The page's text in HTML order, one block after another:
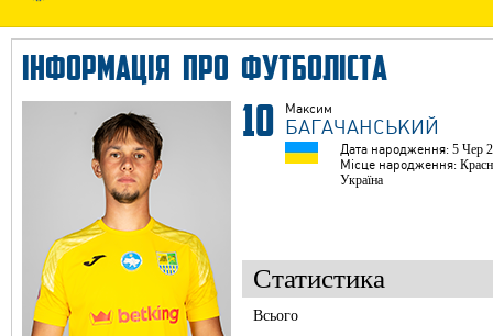
ІНФОРМАЦІЯ ПРО ФУТБОЛІСТА
10 Максим
БАГАЧАНСЬКИЙ
Дата народження: 5 Чер
Місце народження:
Україна
Статистика
Всього